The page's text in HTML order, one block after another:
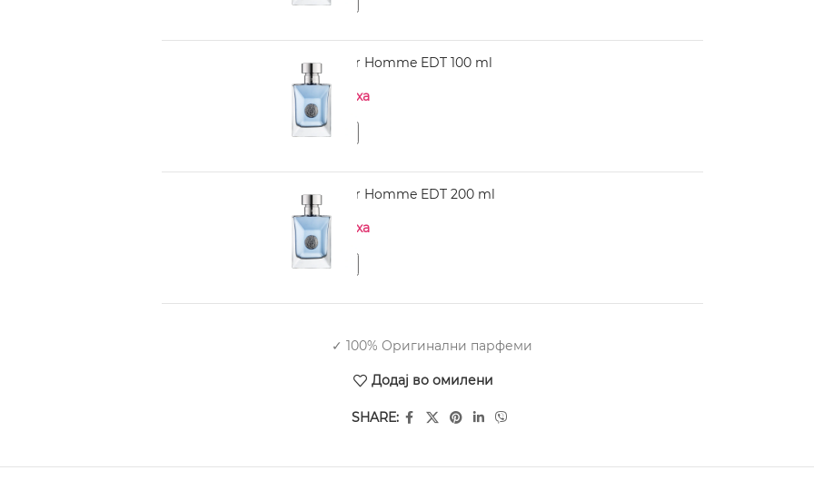
VERSACE pour Homme EDT 100 ml
Нема на залиха
VERSACE pour Homme EDT 200 ml
Нема на залиха
✓ 100% Оригинални парфеми
Додај во омилени
SHARE: